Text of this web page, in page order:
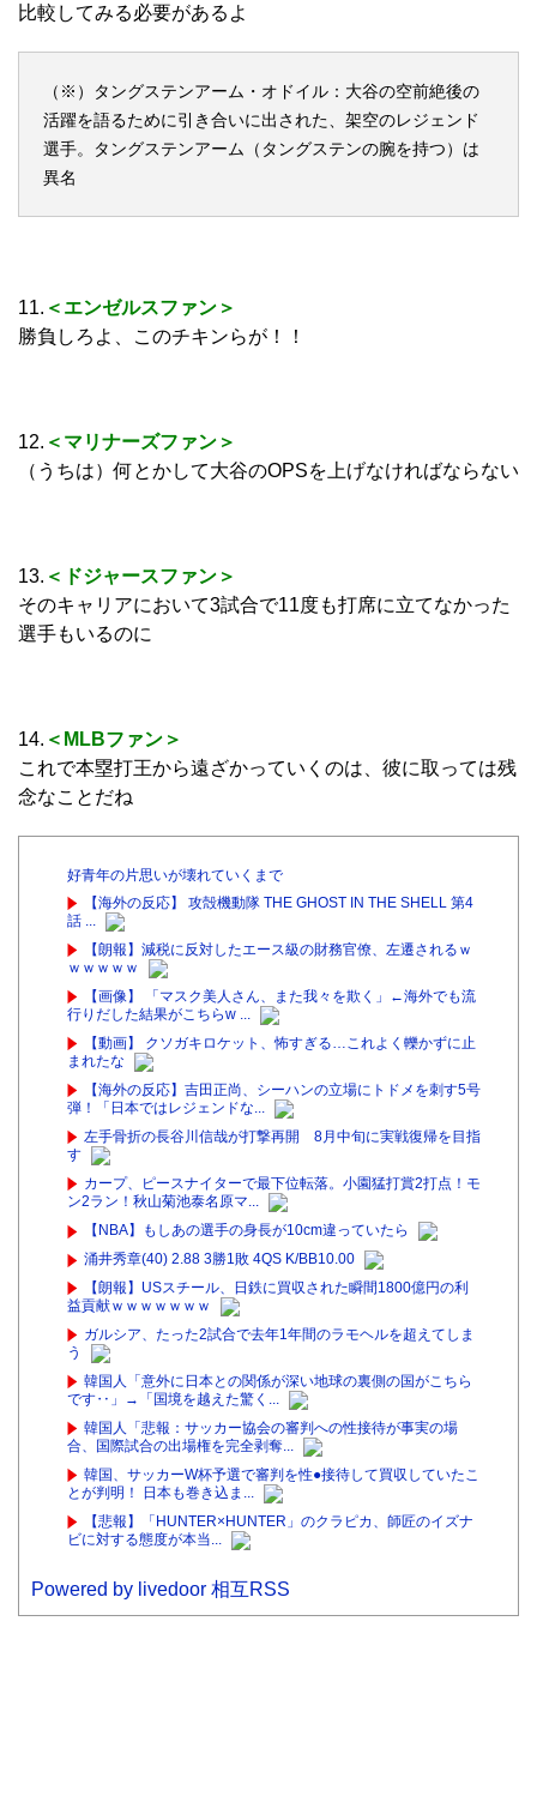
比較してみる必要があるよ
（※）タングステンアーム・オドイル：大谷の空前絶後の
活躍を語るために引き合いに出された、架空のレジェンド
選手。タングステンアーム（タングステンの腕を持つ）は
異名
11. ＜エンゼルスファン＞
勝負しろよ、このチキンらが！！
12. ＜マリナーズファン＞
（うちは）何とかして大谷のOPSを上げなければならない
13. ＜ドジャースファン＞
そのキャリアにおいて3試合で11度も打席に立てなかった
選手もいるのに
14. ＜MLBファン＞
これで本塁打王から遠ざかっていくのは、彼に取っては残
念なことだね
好青年の片思いが壊れていくまで
【海外の反応】 攻殻機動隊 THE GHOST IN THE SHELL 第4
話 ...
【朗報】減税に反対したエース級の財務官僚、左遷されるｗ
ｗｗｗｗｗ
【画像】 「マスク美人さん、また我々を欺く」←海外でも流
行りだした結果がこちらw ...
【動画】 クソガキロケット、怖すぎる…これよく轢かずに止
まれたな
【海外の反応】吉田正尚、シーハンの立場にトドメを刺す5号
弾！「日本ではレジェンドな...
左手骨折の長谷川信哉が打撃再開 8月中旬に実戦復帰を目指
す
カープ、ピースナイターで最下位転落。小園猛打賞2打点！モ
ン2ラン！秋山菊池泰名原マ...
【NBA】もしあの選手の身長が10cm違っていたら
涌井秀章(40) 2.88 3勝1敗 4QS K/BB10.00
【朗報】USスチール、日鉄に買収された瞬間1800億円の利
益貢献ｗｗｗｗｗｗｗ
ガルシア、たった2試合で去年1年間のラモヘルを超えてしま
う
韓国人「意外に日本との関係が深い地球の裏側の国がこちら
です‥」→「国境を越えた驚く...
韓国人「悲報：サッカー協会の審判への性接待が事実の場
合、国際試合の出場権を完全剥奪...
韓国、サッカーW杯予選で審判を性●接待して買収していたこ
とが判明！ 日本も巻き込ま...
【悲報】「HUNTER×HUNTER」のクラピカ、師匠のイズナ
ビに対する態度が本当...
Powered by livedoor 相互RSS